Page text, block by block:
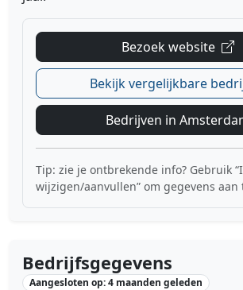
Bezoek website
Bekijk vergelijkbare
Bedrijven in
Tip: zie je ontbrekende info? Gebruik
wijzigen/aanvullen” om gegevens aan
Bedrijfsgegevens
Aangesloten op: 4 maanden geleden